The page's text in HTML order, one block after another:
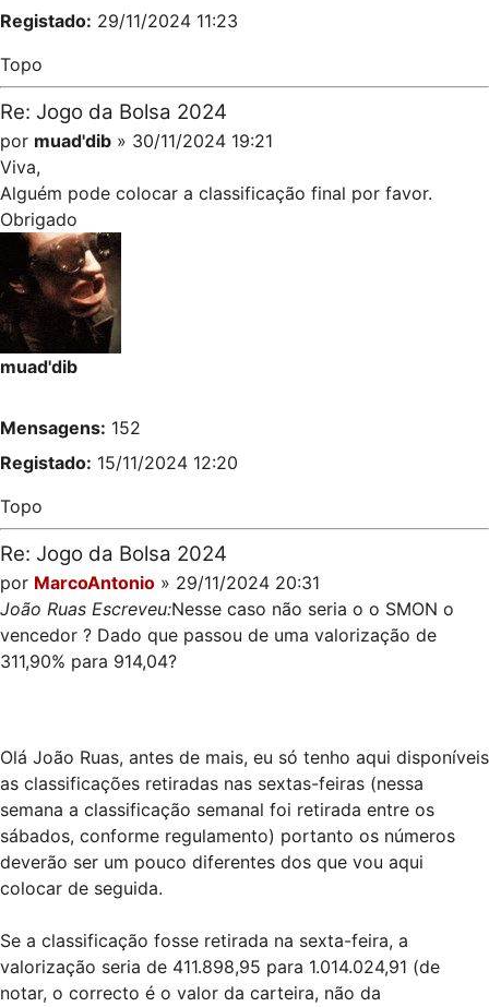
Registado: 29/11/2024 11:23
Topo
Re: Jogo da Bolsa 2024
por muad'dib » 30/11/2024 19:21
Viva,
Alguém pode colocar a classificação final por favor.
Obrigado
muad'dib
Mensagens: 152
Registado: 15/11/2024 12:20
Topo
Re: Jogo da Bolsa 2024
por MarcoAntonio » 29/11/2024 20:31
João Ruas Escreveu:Nesse caso não seria o o SMON o
vencedor ? Dado que passou de uma valorização de
311,90% para 914,04?
Olá João Ruas, antes de mais, eu só tenho aqui disponíveis
as classificações retiradas nas sextas-feiras (nessa
semana a classificação semanal foi retirada entre os
sábados, conforme regulamento) portanto os números
deverão ser um pouco diferentes dos que vou aqui
colocar de seguida.
Se a classificação fosse retirada na sexta-feira, a
valorização seria de 411.898,95 para 1.014.024,91 (de
notar, o correcto é o valor da carteira, não da